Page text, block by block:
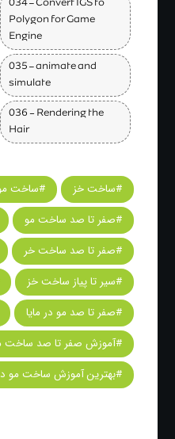
034 – Convert IGS to
Polygon for Game
Engine
035 – animate and
simulate
036 - Rendering the
Hair
#ساخت خز
#ساخت
#صفر تا صد ساخت مو
#صفر تا صد ساخت خر
#سیر تا پیاز ساخت خز
#صفر تا صد مو در مایا
#آموزش صفر تا صد ساخت
#بهترین آموزش ساخت مو